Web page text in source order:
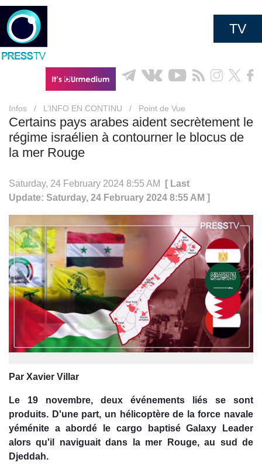
TV
Infos / L’INFO EN CONTINU / Point de Vue
Certains pays arabes aident secrètement le
régime israélien à contourner le blocus de
la mer Rouge
Saturday, 24 February 2024 8:55 AM
[ Last
Update: Saturday, 24 February 2024 8:55 AM ]
Par Xavier Villar
Le 19 novembre, deux événements liés se sont
produits. D'une part, un hélicoptère de la force navale
yéménite a abordé le cargo baptisé Galaxy Leader
alors qu'il naviguait dans la mer Rouge, au sud de
Djeddah.